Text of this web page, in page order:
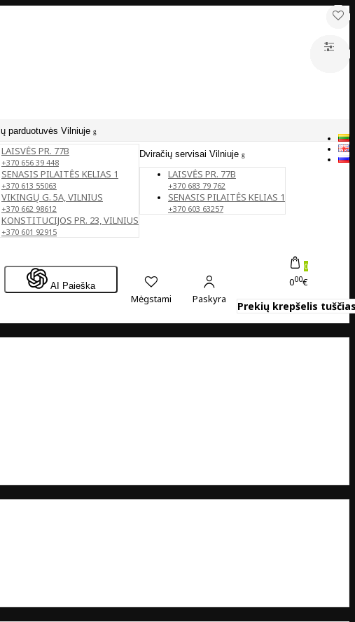
parduotuvės Vilniuje
LAISVĖS PR. 77B
+370 656 39 448
SENASIS PILAITĖS KELIAS 1
+370 613 55063
VIKINGŲ G. 5A, VILNIUS
+370 662 98612
KONSTITUCIJOS PR. 23, VILNIUS
+370 601 92915
Dviračių servisai Vilniuje
LAISVĖS PR. 77B
+370 683 79 762
SENASIS PILAITĖS KELIAS 1
+370 603 63257
AI Paieška
Mėgstami Paskyra
0
000€
Prekių krepšelis